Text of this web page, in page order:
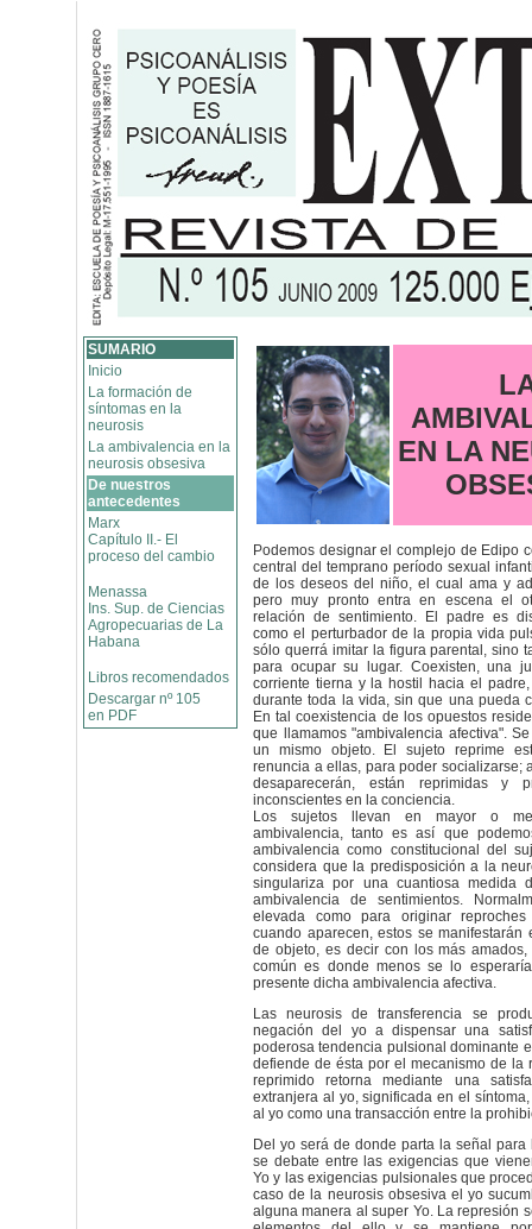
SUMARIO
Inicio
La formación de
síntomas en la
neurosis
La ambivalencia en la
neurosis obsesiva
De nuestros
antecedentes
Marx
Capítulo II.- El
proceso del cambio
Menassa
Ins. Sup. de Ciencias
Agropecuarias de La
Habana
Libros recomendados
Descargar nº 105
en PDF
EN LA
Podemos designar el complejo de Edipo
central del temprano período sexual
de los deseos del niño, el cual ama y
pero muy pronto entra en escena el
relación de sentimiento. El padre es
como el perturbador de la propia vida
sólo querrá imitar la figura parental, sino
para ocupar su lugar. Coexisten, una
corriente tierna y la hostil hacia el
durante toda la vida, sin que una pueda
En tal coexistencia de los opuestos
que llamamos "ambivalencia afectiva".
un mismo objeto. El sujeto reprime
renuncia a ellas, para poder socializarse;
desaparecerán, están reprimidas y
inconscientes en la conciencia.
Los sujetos llevan en mayor o
ambivalencia, tanto es así que
ambivalencia como constitucional del
considera que la predisposición a la
singulariza por una cuantiosa medida
ambivalencia de sentimientos.
elevada como para originar reproches
cuando aparecen, estos se manifestarán
de objeto, es decir con los más
común es donde menos se lo
presente dicha ambivalencia afectiva.
Las neurosis de transferencia se
negación del yo a dispensar una
poderosa tendencia pulsional dominante
defiende de ésta por el mecanismo de la
reprimido retorna mediante una
extranjera al yo, significada en el
al yo como una transacción entre la
Del yo será de donde parta la señal para
se debate entre las exigencias que
Yo y las exigencias pulsionales que
caso de la neurosis obsesiva el yo
alguna manera al super Yo. La represión